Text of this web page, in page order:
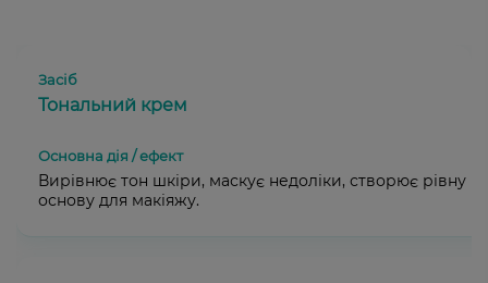
Тональний крем
Вирівнює тон шкіри, маскує недоліки, створює рівну
основу для макіяжу.